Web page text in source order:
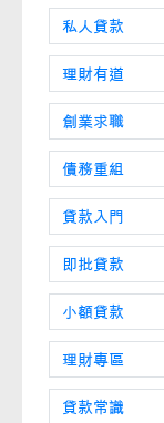
私人貸款
理財有道
創業求職
債務重組
貸款入門
即批貸款
小額貸款
理財專區
貸款常識